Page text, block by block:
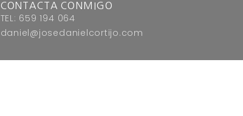
CONTACTA CONMIGO
TEL: 659 194 064
daniel@josedanielcortijo.com